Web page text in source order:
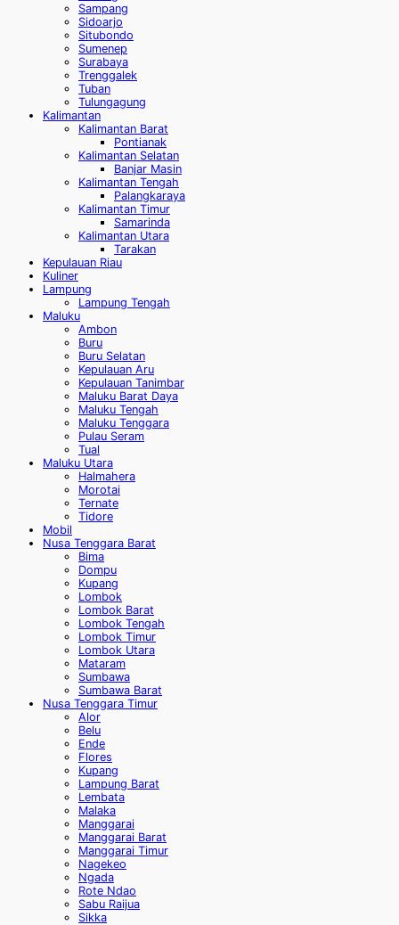
Sampang
Sidoarjo
Situbondo
Sumenep
Surabaya
Trenggalek
Tuban
Tulungagung
Kalimantan
Kalimantan Barat
Pontianak
Kalimantan Selatan
Banjar Masin
Kalimantan Tengah
Palangkaraya
Kalimantan Timur
Samarinda
Kalimantan Utara
Tarakan
Kepulauan Riau
Kuliner
Lampung
Lampung Tengah
Maluku
Ambon
Buru
Buru Selatan
Kepulauan Aru
Kepulauan Tanimbar
Maluku Barat Daya
Maluku Tengah
Maluku Tenggara
Pulau Seram
Tual
Maluku Utara
Halmahera
Morotai
Ternate
Tidore
Mobil
Nusa Tenggara Barat
Bima
Dompu
Kupang
Lombok
Lombok Barat
Lombok Tengah
Lombok Timur
Lombok Utara
Mataram
Sumbawa
Sumbawa Barat
Nusa Tenggara Timur
Alor
Belu
Ende
Flores
Kupang
Lampung Barat
Lembata
Malaka
Manggarai
Manggarai Barat
Manggarai Timur
Nagekeo
Ngada
Rote Ndao
Sabu Raijua
Sikka